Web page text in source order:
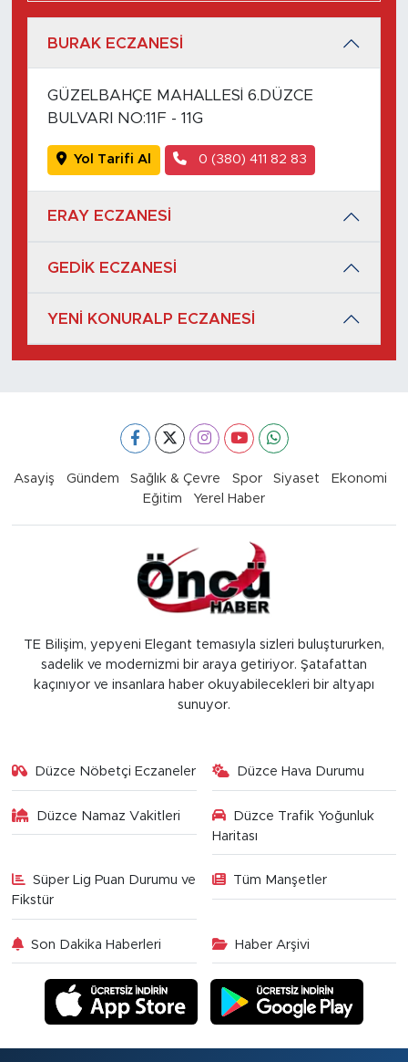
BURAK ECZANESİ
GÜZELBAHÇE MAHALLESİ 6.DÜZCE
BULVARI NO:11F - 11G
Yol Tarifi Al 0 (380) 411 82 83
ERAY ECZANESİ
GEDİK ECZANESİ
YENİ KONURALP ECZANESİ
Asayiş Gündem Sağlık & Çevre Spor Siyaset
Ekonomi
Eğitim
Yerel Haber
TE Bilişim, yepyeni Elegant temasıyla sizleri buluştururken,
sadelik ve modernizmi bir araya getiriyor. Şatafattan
kaçınıyor ve insanlara haber okuyabilecekleri bir altyapı
sunuyor.
Düzce Nöbetçi Eczaneler Düzce Hava Durumu
Düzce Namaz Vakitleri
Düzce Trafik Yoğunluk
Haritası
Süper Lig Puan Durumu ve
Fikstür
Tüm Manşetler
Son Dakika Haberleri Haber Arşivi